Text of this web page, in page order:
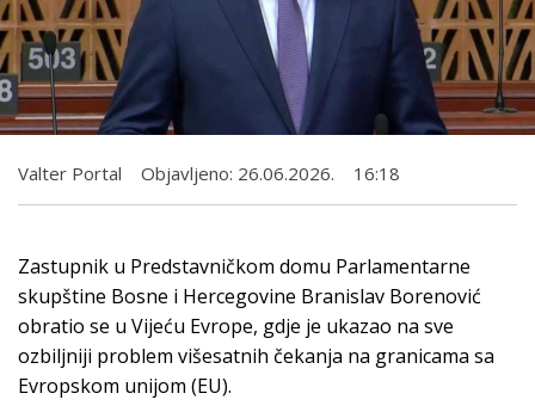
Valter Portal Objavljeno: 26.06.2026. 16:18
Zastupnik u Predstavničkom domu Parlamentarne
skupštine Bosne i Hercegovine Branislav Borenović
obratio se u Vijeću Evrope, gdje je ukazao na sve
ozbiljniji problem višesatnih čekanja na granicama sa
Evropskom unijom (EU).